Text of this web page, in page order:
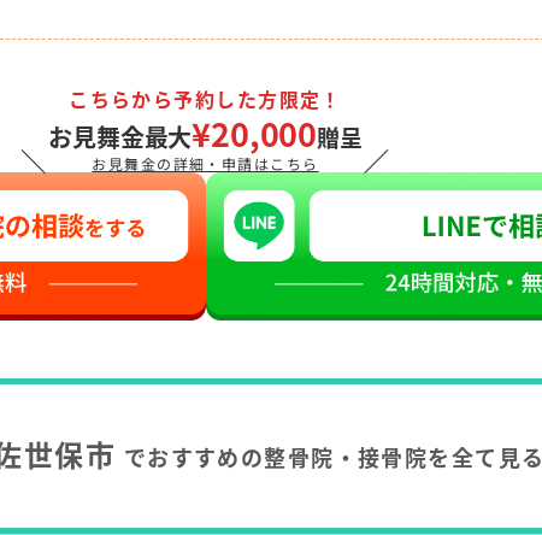
＼
こちらから予約した方限定！
お見舞金最大¥20,000贈呈
お見舞金の詳細・申請はこちら ／
世保市 でおすすめの整骨院・接骨院を全て見る